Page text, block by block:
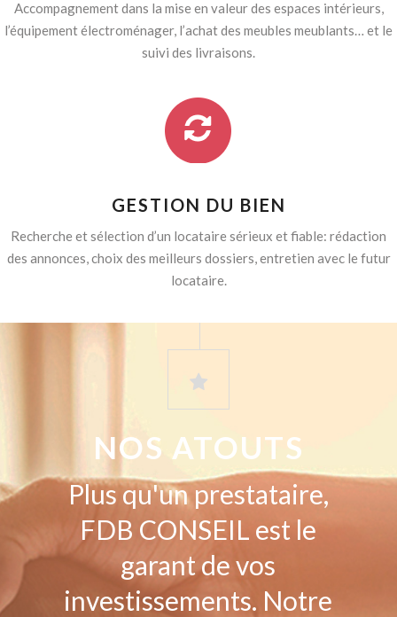
Accompagnement dans la mise en valeur des espaces intérieurs,
l’équipement électroménager, l’achat des meubles meublants… et le
suivi des livraisons.
GESTION DU BIEN
Recherche et sélection d’un locataire sérieux et fiable: rédaction
des annonces, choix des meilleurs dossiers, entretien avec le futur
locataire.
NOS ATOUTS
Plus qu'un prestataire,
FDB CONSEIL est le
garant de vos
investissements. Notre